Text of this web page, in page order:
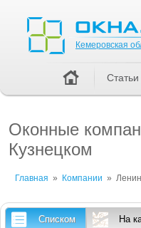
Оконные
Кузнецком
Главная » Компании »
Списком На
Кемеровская
Статьи